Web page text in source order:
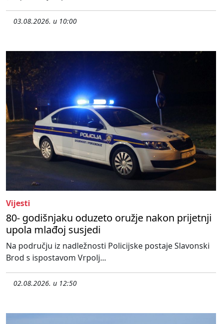
03.08.2026. u 10:00
Vijesti
80- godišnjaku oduzeto oružje nakon prijetnji
upola mlađoj susjedi
Na području iz nadležnosti Policijske postaje Slavonski
Brod s ispostavom Vrpolj...
02.08.2026. u 12:50